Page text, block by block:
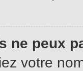
ne peux
votre